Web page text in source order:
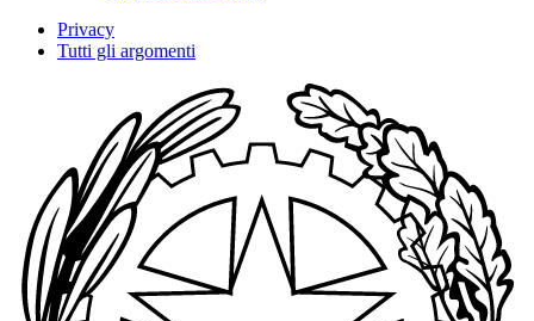
Privacy
Tutti gli argomenti